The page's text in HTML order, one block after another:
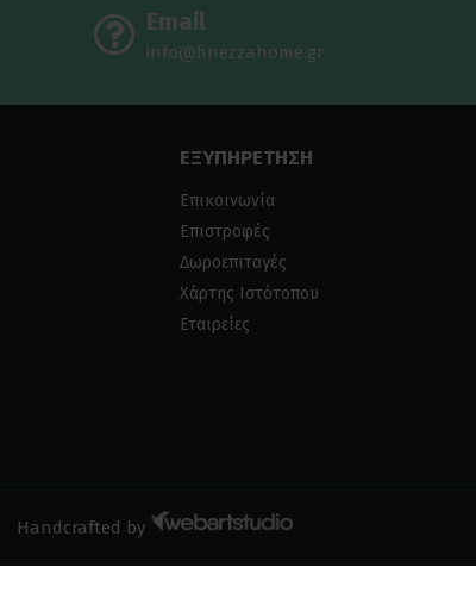
Email
info@finezzahome.gr
ΕΞΥΠΗΡΕΤΗΣΗ
Επικοινωνία
Επιστροφές
Δωροεπιταγές
Χάρτης Ιστότοπου
Εταιρείες
Handcrafted by